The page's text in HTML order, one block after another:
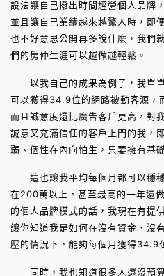
設法讓自己撥出時間經營個人品牌
並且讓自己業績越來越驚人時，即
也不好意思公開再多說什麼，我們
們的房仲生涯可以越做越輕鬆。
以我自己的成果為例子，我單單
可以獲得34.9位的網路被動客源，
而且誠意度還比廣告客戶更高，對
誠意又充滿信任的客戶上門的我，
弱、個性在內向怕生，只要擁有基
這也讓我平均每個月都可以穩
在200萬以上，甚至最高的一年還
的個人品牌模式的話，我現在有提
讓你知道我是如何在沒有資金、沒
壓的情況下，能夠每個月獲得34.9
同時，我也知道很多人還沒預算